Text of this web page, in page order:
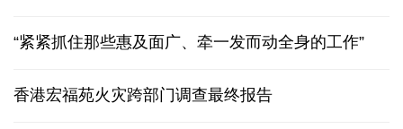
“紧紧抓住那些惠及面广、牵一发而动全身的工作”
香港宏福苑火灾跨部门调查最终报告